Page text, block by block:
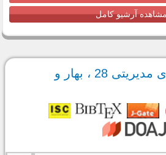
آرشیو کامل
اسلام و پژوهش‌های مدیریتی 28 ، بهار و